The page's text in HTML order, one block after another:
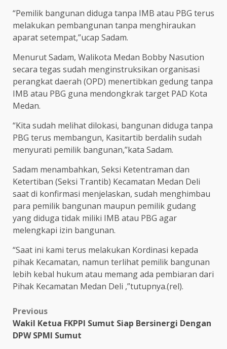
“Pemilik bangunan diduga tanpa IMB atau PBG terus
melakukan pembangunan tanpa menghiraukan
aparat setempat,”ucap Sadam.
Menurut Sadam, Walikota Medan Bobby Nasution
secara tegas sudah menginstruksikan organisasi
perangkat daerah (OPD) menertibkan gedung tanpa
IMB atau PBG guna mendongkrak target PAD Kota
Medan.
“Kita sudah melihat dilokasi, bangunan diduga tanpa
PBG terus membangun, Kasitartib berdalih sudah
menyurati pemilik bangunan,”kata Sadam.
Sadam menambahkan, Seksi Ketentraman dan
Ketertiban (Seksi Trantib) Kecamatan Medan Deli
saat di konfirmasi menjelaskan, sudah menghimbau
para pemilik bangunan maupun pemilik gudang
yang diduga tidak miliki IMB atau PBG agar
melengkapi izin bangunan.
“Saat ini kami terus melakukan Kordinasi kepada
pihak Kecamatan, namun terlihat pemilik bangunan
lebih kebal hukum atau memang ada pembiaran dari
Pihak Kecamatan Medan Deli ,”tutupnya.(rel).
Post
navigation
Previous
Wakil Ketua FKPPI Sumut Siap Bersinergi Dengan
DPW SPMI Sumut